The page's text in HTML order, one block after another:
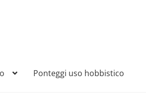
Ponteggi uso hobbistico